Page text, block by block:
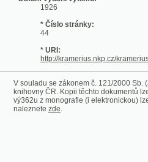
* Číslo stránky:
* URI:
V souladu se zákonem č. 121/2000 Sb.
knihovny ČR. Kopii těchto dokumentů lze získat
vý362u z monografie (i elektronickou) lze
naleznetezde.